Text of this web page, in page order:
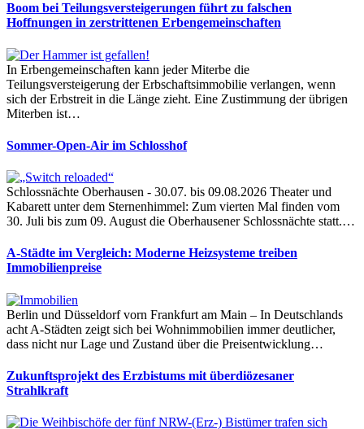
Boom bei Teilungsversteigerungen führt zu falschen
Hoffnungen in zerstrittenen Erbengemeinschaften
In Erbengemeinschaften kann jeder Miterbe die
Teilungsversteigerung der Erbschaftsimmobilie verlangen, wenn
sich der Erbstreit in die Länge zieht. Eine Zustimmung der übrigen
Miterben ist…
Sommer-Open-Air im Schlosshof
Schlossnächte Oberhausen - 30.07. bis 09.08.2026 Theater und
Kabarett unter dem Sternenhimmel: Zum vierten Mal finden vom
30. Juli bis zum 09. August die Oberhausener Schlossnächte statt.…
A-Städte im Vergleich: Moderne Heizsysteme treiben
Immobilienpreise
Berlin und Düsseldorf vorn Frankfurt am Main – In Deutschlands
acht A-Städten zeigt sich bei Wohnimmobilien immer deutlicher,
dass nicht nur Lage und Zustand über die Preisentwicklung…
Zukunftsprojekt des Erzbistums mit überdiözesaner
Strahlkraft